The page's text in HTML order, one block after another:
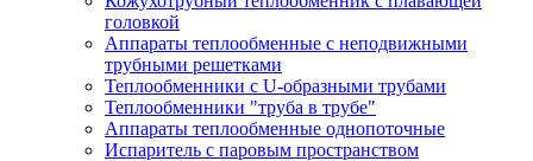
головкой
Аппараты теплообменные с неподвижными
трубными решетками
Теплообменники с U-образными трубами
Теплообменники "труба в трубе"
Аппараты теплообменные однопоточные
Испаритель с паровым пространством